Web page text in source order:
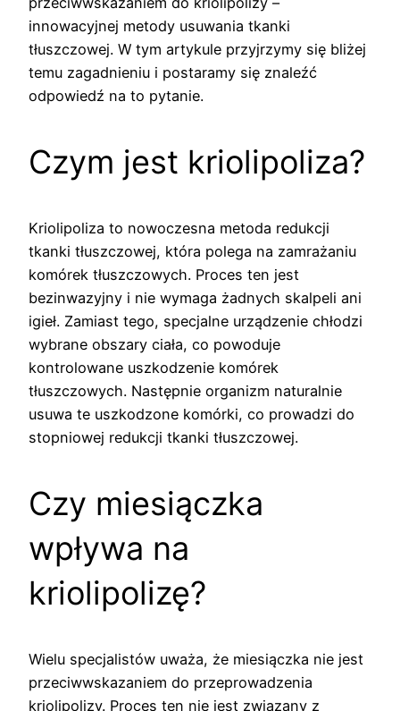
innowacyjnej metody usuwania tkanki
tłuszczowej. W tym artykule przyjrzymy się bliżej
temu zagadnieniu i postaramy się znaleźć
odpowiedź na to pytanie.
Czym jest kriolipoliza?
Kriolipoliza to nowoczesna metoda redukcji
tkanki tłuszczowej, która polega na zamrażaniu
komórek tłuszczowych. Proces ten jest
bezinwazyjny i nie wymaga żadnych skalpeli ani
igieł. Zamiast tego, specjalne urządzenie chłodzi
wybrane obszary ciała, co powoduje
kontrolowane uszkodzenie komórek
tłuszczowych. Następnie organizm naturalnie
usuwa te uszkodzone komórki, co prowadzi do
stopniowej redukcji tkanki tłuszczowej.
Czy miesiączka
wpływa na
kriolipolizę?
Wielu specjalistów uważa, że miesiączka nie jest
przeciwwskazaniem do przeprowadzenia
kriolipolizy. Proces ten nie jest związany z